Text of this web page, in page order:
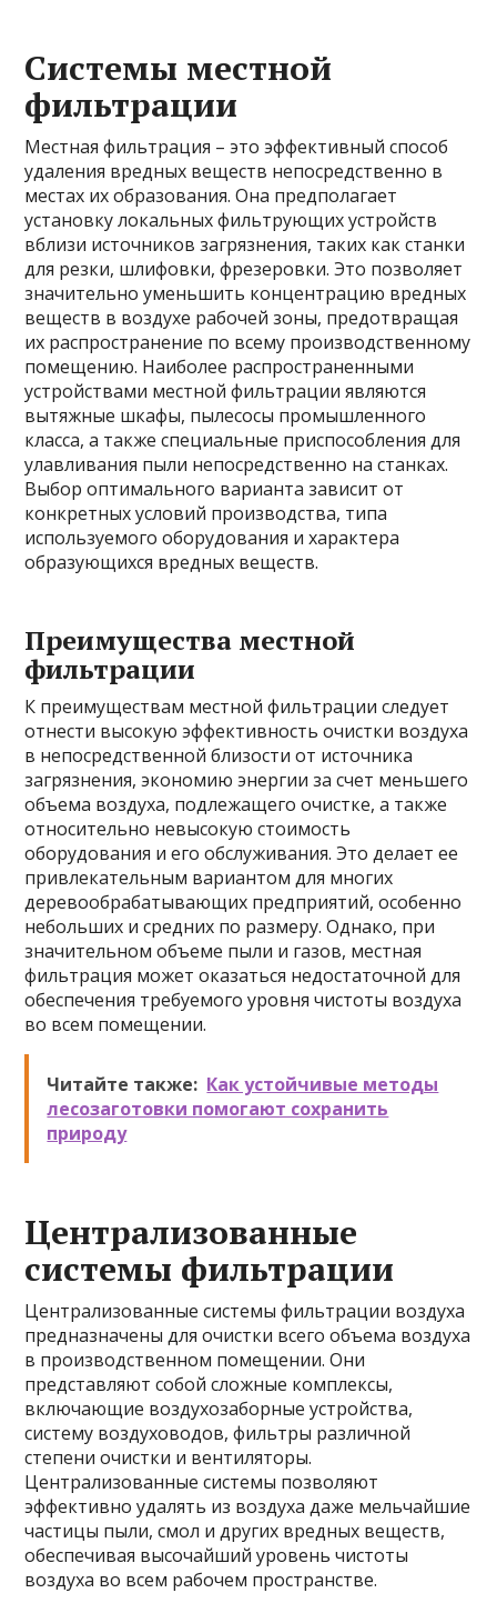
Системы местной
фильтрации
Местная фильтрация – это эффективный способ
удаления вредных веществ непосредственно в
местах их образования. Она предполагает
установку локальных фильтрующих устройств
вблизи источников загрязнения, таких как станки
для резки, шлифовки, фрезеровки. Это позволяет
значительно уменьшить концентрацию вредных
веществ в воздухе рабочей зоны, предотвращая
их распространение по всему производственному
помещению. Наиболее распространенными
устройствами местной фильтрации являются
вытяжные шкафы, пылесосы промышленного
класса, а также специальные приспособления для
улавливания пыли непосредственно на станках.
Выбор оптимального варианта зависит от
конкретных условий производства, типа
используемого оборудования и характера
образующихся вредных веществ.
Преимущества местной
фильтрации
К преимуществам местной фильтрации следует
отнести высокую эффективность очистки воздуха
в непосредственной близости от источника
загрязнения, экономию энергии за счет меньшего
объема воздуха, подлежащего очистке, а также
относительно невысокую стоимость
оборудования и его обслуживания. Это делает ее
привлекательным вариантом для многих
деревообрабатывающих предприятий, особенно
небольших и средних по размеру. Однако, при
значительном объеме пыли и газов, местная
фильтрация может оказаться недостаточной для
обеспечения требуемого уровня чистоты воздуха
во всем помещении.
Читайте также: Как устойчивые методы
лесозаготовки помогают сохранить
природу
Централизованные
системы фильтрации
Централизованные системы фильтрации воздуха
предназначены для очистки всего объема воздуха
в производственном помещении. Они
представляют собой сложные комплексы,
включающие воздухозаборные устройства,
систему воздуховодов, фильтры различной
степени очистки и вентиляторы.
Централизованные системы позволяют
эффективно удалять из воздуха даже мельчайшие
частицы пыли, смол и других вредных веществ,
обеспечивая высочайший уровень чистоты
воздуха во всем рабочем пространстве.